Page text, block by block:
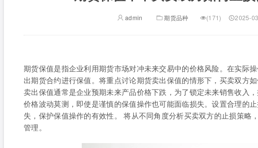
admin 期货品种 (171) 2025-
期货保值是指企业利用期货市场对冲未来交易中的价格风险。在实际
出期货合约进行保值。将重点讨论期货卖出保值的情形下，买卖双方
卖出保值通常是企业预期未来产品价格下跌，为了锁定未来销售收入
价格波动莫测，即使是谨慎的保值操作也可能面临损失。设置合理的
失，保护保值操作的有效性。 将从不同角度分析买卖双方的止损策略
管理。